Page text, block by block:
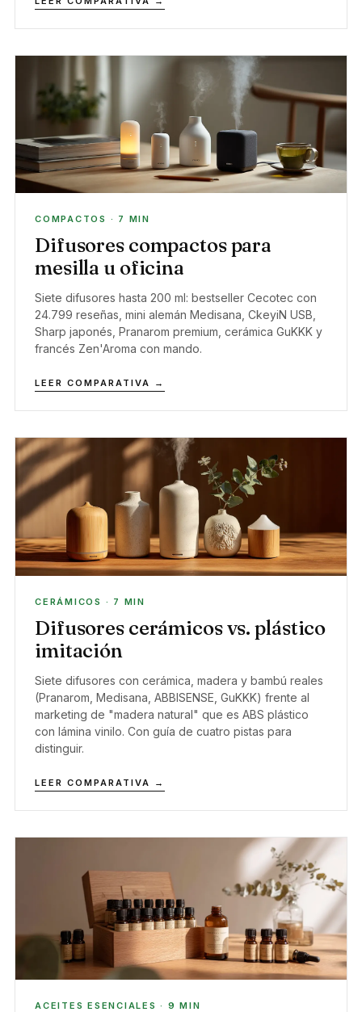
COMPACTOS · 7 MIN
Difusores compactos para
mesilla u oficina
Siete difusores hasta 200 ml: bestseller Cecotec con
24.799 reseñas, mini alemán Medisana, CkeyiN USB,
Sharp japonés, Pranarom premium, cerámica GuKKK y
francés Zen'Aroma con mando.
LEER COMPARATIVA →
CERÁMICOS · 7 MIN
Difusores cerámicos vs. plástico
imitación
Siete difusores con cerámica, madera y bambú reales
(Pranarom, Medisana, ABBISENSE, GuKKK) frente al
marketing de "madera natural" que es ABS plástico
con lámina vinilo. Con guía de cuatro pistas para
distinguir.
LEER COMPARATIVA →
ACEITES ESENCIALES · 9 MIN